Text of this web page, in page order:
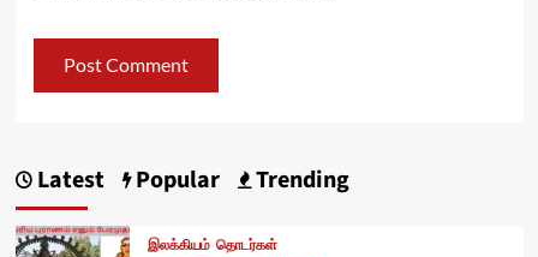
Latest Popular Trending
இலக்கியம் தொடர்கள்